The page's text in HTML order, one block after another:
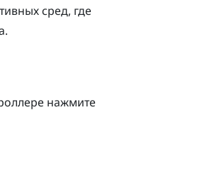
сред, где
нажмите